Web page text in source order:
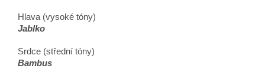
Hlava (vysoké tóny)
Jablko
Srdce (střední tóny)
Bambus